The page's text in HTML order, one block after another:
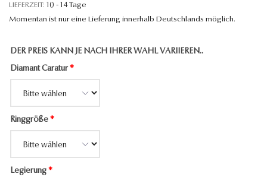
LIEFERZEIT: 10 - 14 Tage
Momentan ist nur eine Lieferung innerhalb Deutschlands möglich.
DER PREIS KANN JE NACH IHRER WAHL VARIIEREN..
Diamant Caratur *
Ringgröße *
Legierung *